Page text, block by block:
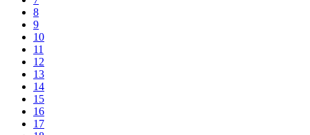
8
9
10
11
12
13
14
15
16
17